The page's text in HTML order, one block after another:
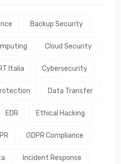
Backup Security
Cloud Security
Italia Cybersecurity
Data Transfer
EDR Ethical Hacking
GDPR Compliance
Incident Response